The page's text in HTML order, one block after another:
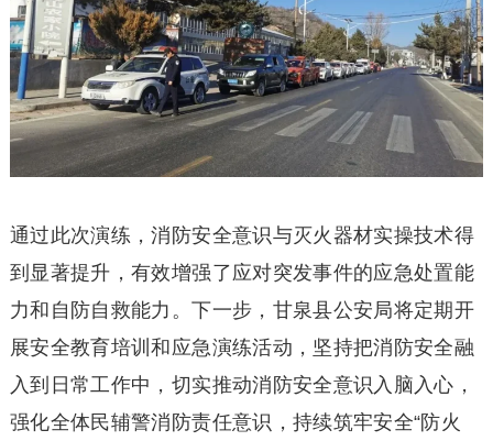
通过此次演练，消防安全意识与灭火器材实操技术得
到显著提升，有效增强了应对突发事件的应急处置能
力和自防自救能力。下一步，甘泉县公安局将定期开
展安全教育培训和应急演练活动，坚持把消防安全融
入到日常工作中，切实推动消防安全意识入脑入心，
强化全体民辅警消防责任意识，持续筑牢安全“防火